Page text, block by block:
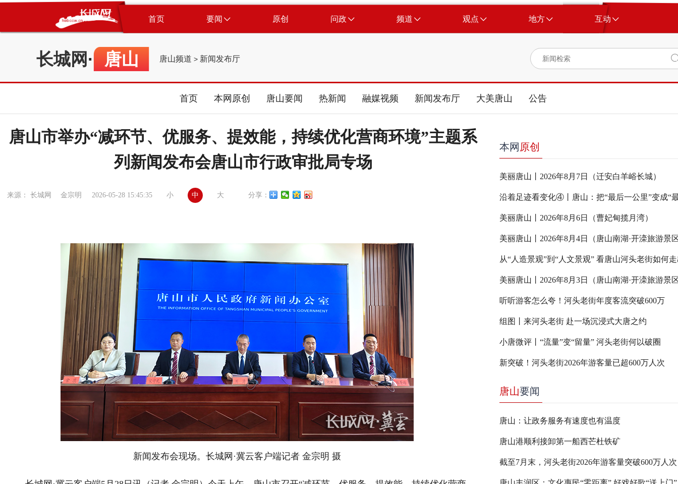
首页 要闻 原创 问政 频道 观点 地方 互动
长城网 · 唐山 唐山频道 > 新闻发布厅
首页 本网原创 唐山要闻 热新闻 融媒视频 新闻发布厅 大美唐山 公告
唐山市举办“减环节、优服务、提效能，持续优化营商环境”主题系
列新闻发布会唐山市行政审批局专场
来源： 长城网 金宗明 2026-05-28 15:45:35 小 中 大 分享：
新闻发布会现场。长城网·冀云客户端记者 金宗明 摄
本网 原创
美丽唐山丨2026年8月7日（迁安白羊峪长城）
沿着足迹看变化④丨唐山：把“最后一公里”变成“
美丽唐山丨2026年8月6日（曹妃甸揽月湾）
美丽唐山丨2026年8月4日（唐山南湖·开滦旅游景
美丽唐山丨2026年8月3日（唐山南湖·开滦旅游景
听听游客怎么夸！河头老街年度客流突破600万
组图丨来河头老街 赴一场沉浸式大唐之约
小唐微评丨“流量”变“留量” 河头老街何以破圈
新突破！河头老街2026年游客量已超600万人次
唐山要闻
唐山：让政务服务有速度也有温度
唐山港顺利接卸第一船西芒杜铁矿
截至7月末，河头老街2026年游客量突破600万人次